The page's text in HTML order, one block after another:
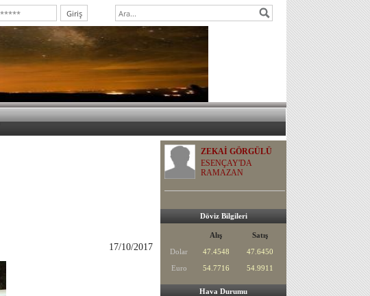
17/10/2017
ZEKAİ GÖRGÜLÜ
ESENÇAY'DA
RAMAZAN
Döviz Bilgileri
Alış
Satış
Dolar
47.4548
47.6450
Euro
54.7716 54.9911
Hava Durumu